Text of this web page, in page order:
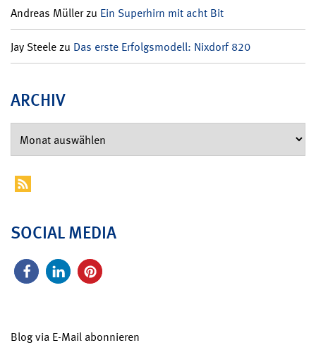
Andreas Müllerzu Ein Superhirn mit acht Bit
Jay Steelezu Das erste Erfolgsmodell: Nixdorf 820
ARCHIV
SOCIAL MEDIA
Blog via E-Mail abonnieren